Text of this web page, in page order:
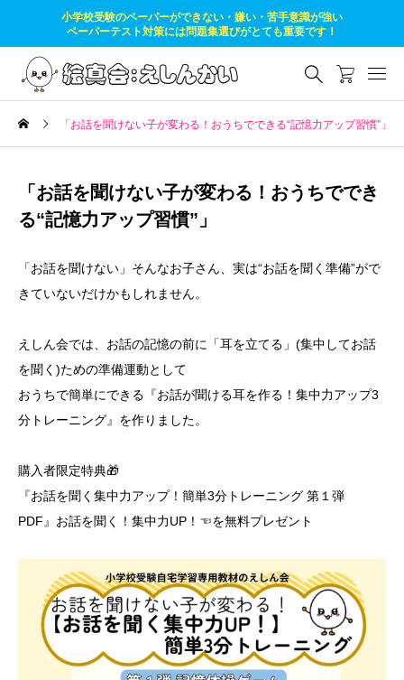
小学校受験のペーパーができない・嫌い・苦手意識が強い
ペーパーテスト対策には問題集選びがとても重要です！
「お話を聞けない子が変わる！おうちでできる“記憶力アップ習慣”」
「お話を聞けない子が変わる！おうちででき
る“記憶力アップ習慣”」
「お話を聞けない」そんなお子さん、実は“お話を聞く準備”がで
きていないだけかもしれません。
えしん会では、お話の記憶の前に「耳を立てる」(集中してお話
を聞く)ための準備運動として
おうちで簡単にできる『お話が聞ける耳を作る！集中力アップ3
分トレーニング』を作りました。
購入者限定特典🎁
『お話を聞く集中力アップ！簡単3分トレーニング 第１弾
PDF』 お話を聞く！集中力UP！ ☜を無料プレゼント